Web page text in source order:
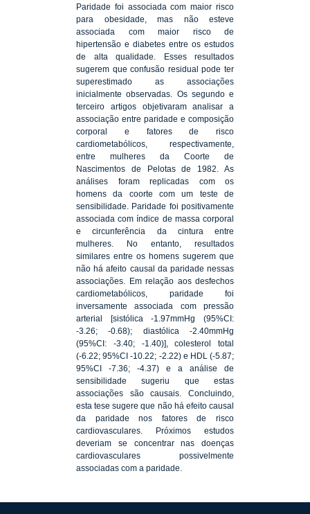
Paridade foi associada com maior risco
para obesidade, mas não esteve
associada com maior risco de
hipertensão e diabetes entre os estudos
de alta qualidade. Esses resultados
sugerem que confusão residual pode ter
superestimado as associações
inicialmente observadas. Os segundo e
terceiro artigos objetivaram analisar a
associação entre paridade e composição
corporal e fatores de risco
cardiometabólicos, respectivamente,
entre mulheres da Coorte de
Nascimentos de Pelotas de 1982. As
análises foram replicadas com os
homens da coorte com um teste de
sensibilidade. Paridade foi positivamente
associada com índice de massa corporal
e circunferência da cintura entre
mulheres. No entanto, resultados
similares entre os homens sugerem que
não há afeito causal da paridade nessas
associações. Em relação aos desfechos
cardiometabólicos, paridade foi
inversamente associada com pressão
arterial [sistólica -1.97mmHg (95%CI:
-3.26; -0.68); diastólica -2.40mmHg
(95%CI: -3.40; -1.40)], colesterol total
(-6.22; 95%CI -10.22; -2.22) e HDL (-5.87;
95%CI -7.36; -4.37) e a análise de
sensibilidade sugeriu que estas
associações são causais. Concluindo,
esta tese sugere que não há efeito causal
da paridade nos fatores de risco
cardiovasculares. Próximos estudos
deveriam se concentrar nas doenças
cardiovasculares possivelmente
associadas com a paridade.